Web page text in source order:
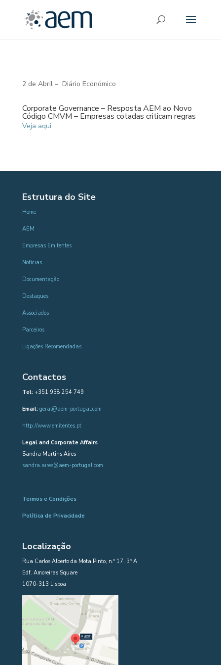
2 de Abril – Diário Económico
Corporate Governance – Resposta AEM ao Novo
Código CMVM – Empresas cotadas criticam regras
Veja aqui
Estrutura do Site
Home
AEM
Empresas Emitentes
Notícias
Documentação
Destaques
Associados
Parceiros
Ligações Recomendadas
Contactos
Tel:+351 938 254 749
Email: geral@aem-portugal.com
http://www.emitentes.pt
Legal and Corporate Affairs
Sandra Martins Aires
sandra.aires@aem-portugal.com
Termos e Condições
Política de Privacidade
Localização
Rua Carlos Alberto da Mota Pinto, n.º 17, 3º A
Edf. Amoreiras Square
1070-313 Lisboa